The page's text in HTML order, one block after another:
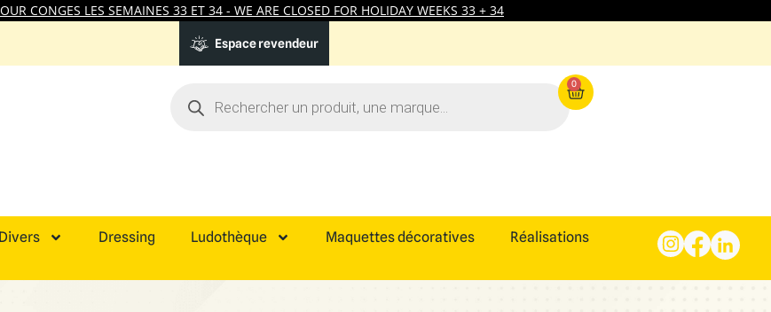
CONGES LES SEMAINES 33 ET 34 - WE ARE CLOSED FOR HOLIDAY WEEKS 33 + 34
Espace revendeur
0
Divers Dressing Ludothèque Maquettes décoratives Réalisations